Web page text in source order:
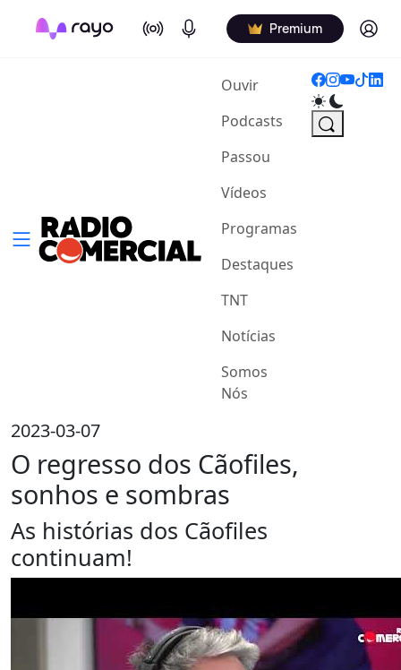
On Air Podcasts Premium Log in
Ouvir(current)
Podcasts
Passou
Vídeos
Programas
Destaques
TNT
Notícias
Somos
Nós
2023-03-07
O regresso dos Cãofiles,
sonhos e sombras
As histórias dos Cãofiles
continuam!